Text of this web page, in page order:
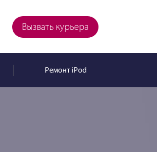
Вызвать курьера
РемонтiPod